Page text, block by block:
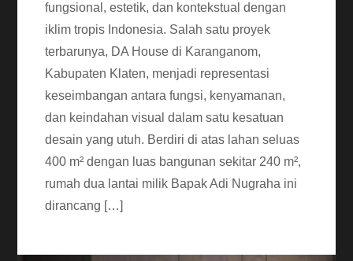
fungsional, estetik, dan kontekstual dengan
iklim tropis Indonesia. Salah satu proyek
terbarunya, DA House di Karanganom,
Kabupaten Klaten, menjadi representasi
keseimbangan antara fungsi, kenyamanan,
dan keindahan visual dalam satu kesatuan
desain yang utuh. Berdiri di atas lahan seluas
400 m² dengan luas bangunan sekitar 240 m²,
rumah dua lantai milik Bapak Adi Nugraha ini
dirancang […]